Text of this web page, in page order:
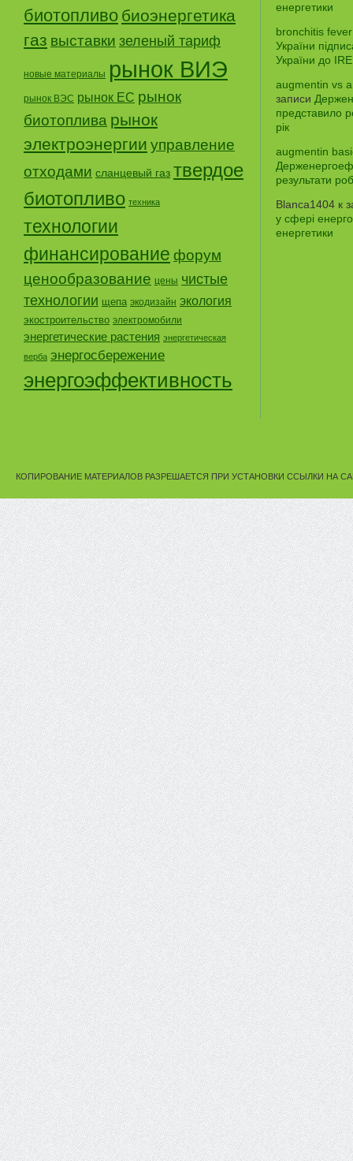
биотопливо биоэнергетика
газ выставки зеленый тариф
новые материалы рынок ВИЭ
рынок ВЭС рынок ЕС рынок
биотоплива рынок
электроэнергии управление
отходами сланцевый газ твердое
биотопливо техника
технологии
финансирование форум
ценообразование цены чистые
технологии щепа экодизайн экология
экостроительство электромобили
энергетические растения энергетическая
верба энергосбережение
энергоэффективность
енергетики
bronchitis fever
України
України до
augmentin vs
записи
представило
рік
augmentin
результати
Blanca1404 к
у сфері
енергетики
КОПИРОВАНИЕ МАТЕРИАЛОВ РАЗРЕШАЕТСЯ ПРИ УСТАНОВКИ ССЫЛКИ НА САЙТ